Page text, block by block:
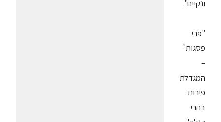
ונקיים".
"פרי
פסגות"
–
המגדלת
פירות
בהרי